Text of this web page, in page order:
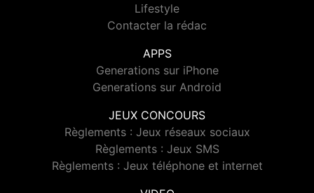
Lifestyle
Contacter la rédac
APPS
Generations sur iPhone
Generations sur Android
JEUX CONCOURS
Règlements : Jeux réseaux sociaux
Règlements : Jeux SMS
Règlements : Jeux téléphone et internet